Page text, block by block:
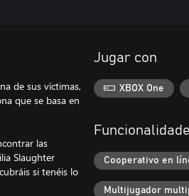
de sus víctimas,
que se basa en
las
Slaughter
si tenéis lo
Jugar con
XBOX One
Cooperativo en
Multijugador